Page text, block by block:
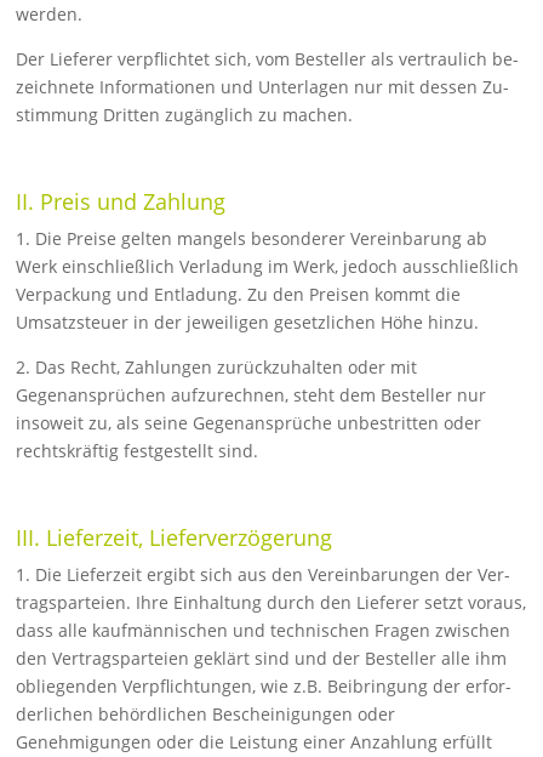
wer­den.
Der Lieferer verpflichtet sich, vom Besteller als vertraulich be­
zeichnete Informationen und Unterlagen nur mit dessen Zu­
stim­mung Dritten zugänglich zu machen.
II. Preis und Zahlung
1. Die Preise gelten mangels besonderer Vereinbarung ab
Werk ein­schließlich Verladung im Werk, jedoch ausschließlich
Ver­pa­ckung und Entladung. Zu den Preisen kommt die
Umsatz­steuer in der jewei­ligen gesetzlichen Höhe hinzu.
2. Das Recht, Zahlungen zurückzuhalten oder mit
Gegenansprü­chen aufzurechnen, steht dem Besteller nur
insoweit zu, als seine Ge­gen­ansprüche unbestritten oder
rechtskräftig festge­stellt sind.
III. Lieferzeit, Lieferverzögerung
1. Die Lieferzeit ergibt sich aus den Vereinbarungen der Ver­
trags­par­teien. Ihre Einhaltung durch den Lieferer setzt voraus,
dass alle kauf­männischen und technischen Fragen zwischen
den Vertragsparteien geklärt sind und der Besteller alle ihm
obliegenden Ver­pflichtungen, wie z.B. Beibringung der erfor­
derlichen behördlichen Bescheinigungen oder
Genehmigungen oder die Leistung einer Anzahlung erfüllt